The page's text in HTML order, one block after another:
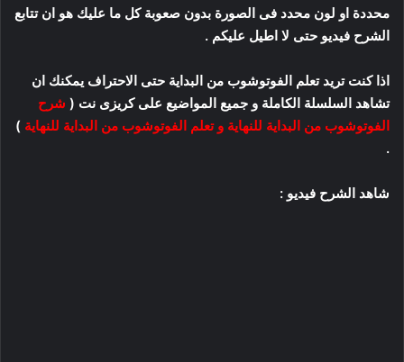
محددة او لون محدد فى الصورة بدون صعوبة كل ما عليك هو ان تتابع
الشرح فيديو حتى لا اطيل عليكم .
اذا كنت تريد تعلم الفوتوشوب من البداية حتى الاحتراف يمكنك ان
تشاهد السلسلة الكاملة و جميع المواضيع على كريزى نت ( شرح
الفوتوشوب من البداية للنهاية و تعلم الفوتوشوب من البداية للنهاية )
.
شاهد الشرح فيديو :